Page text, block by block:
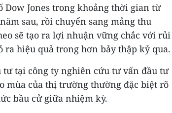
Dow Jones trong khoảng thời gian từ
sau, rồi chuyển sang mảng thu
sẽ tạo ra lợi nhuận vững chắc với rủi
hiệu quả trong hơn bảy thập kỷ qua.
tư tại công ty nghiên cứu tư vấn đầu tư
mùa của thị trường thường đặc biệt rõ
bầu cử giữa nhiệm kỳ.